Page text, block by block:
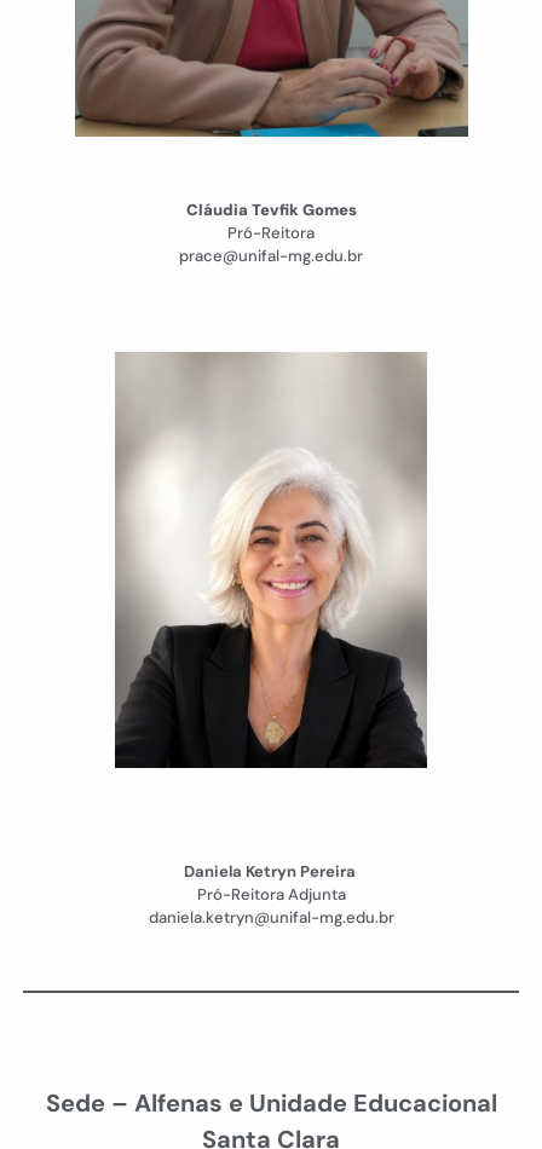
Cláudia Tevfik Gomes
Pró-Reitora
prace@unifal-mg.edu.br
Daniela Ketryn Pereira
Pró-Reitora Adjunta
daniela.ketryn@unifal-mg.edu.br
Sede – Alfenas e Unidade Educacional
Santa Clara